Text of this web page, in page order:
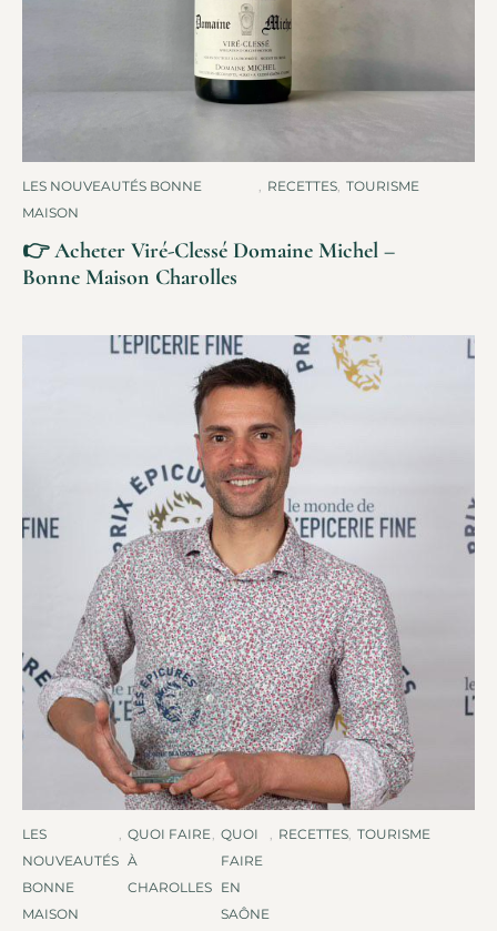
LES NOUVEAUTÉS BONNE
MAISON
, RECETTES, TOURISME
👉 Acheter Viré-Clessé Domaine Michel –
Bonne Maison Charolles
LES
NOUVEAUTÉS
BONNE
MAISON
, QUOI FAIRE
À
CHAROLLES
, QUOI
FAIRE
EN
SAÔNE
, RECETTES, TOURISME